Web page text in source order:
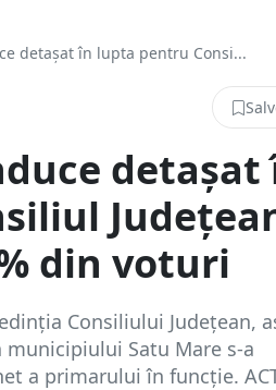
detașat în lupta pentru Consi...
detașat
din voturi
Consiliului Județean,
Satu Mare s-a
a primarului în funcție.